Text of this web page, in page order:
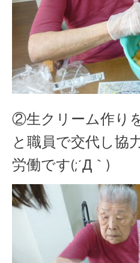
②生クリーム作り
と職員で交代し協
労働です(;´Д｀)